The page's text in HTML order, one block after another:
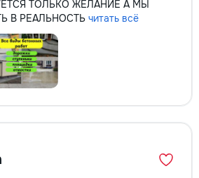
ТОЛЬКО ЖЕЛАНИЕ А МЫ
В РЕАЛЬНОСТЬ читать всё